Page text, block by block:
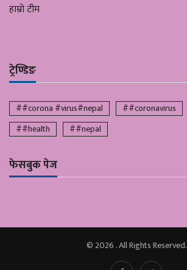
हाम्रो टीम
ट्रेण्डिङ
##corona #virus#nepal ##coronavirus
##health
##nepal
फेसबुक पेज
© 2026 . All Rights Reserved.